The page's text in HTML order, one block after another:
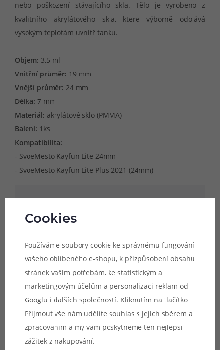
nebo poškození stávajícího skla. Tělo je vyrobeno z
kvalitního akrylátového skla, které výborně odolává
vysokým teplotám uvnitř tanku.
Objem: 3,5 ml
Vnitřní průměr: 19 mm
Vnější průměr: 24 mm
Délka: 7 mm
Materiál: akrylátové sklo (PMMA)
Balení: 1ks
Kompatibilita:
- SvoëMesto Kayfun Lite 24mm
- SvoëMesto Kayfun Lite Plus 2021 (24mm)
Upozornění:
výhradně pro model atomizéru, jehož
Parametry
Cookies
Používáme soubory cookie ke správnému fungování
vašeho oblíbeného e-shopu, k přizpůsobení obsahu
stránek vašim potřebám, ke statistickým a
marketingovým účelům a personalizaci reklam od
Googlu i dalších společností. Kliknutím na tlačítko
Přijmout vše nám udělíte souhlas s jejich sběrem a
zpracováním a my vám poskytneme ten nejlepší
zážitek z nakupování.